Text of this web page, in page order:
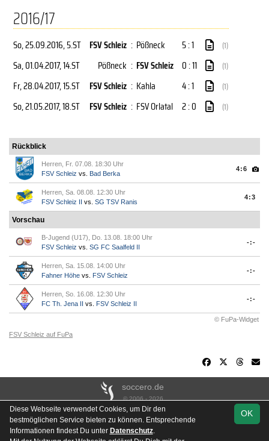
2016/17
So, 25.09.2016, 5.ST FSV Schleiz : Pößneck 5 : 1 (1)
Sa, 01.04.2017, 14.ST Pößneck : FSV Schleiz 0 : 11 (1)
Fr, 28.04.2017, 15.ST FSV Schleiz : Kahla 4 : 1 (1)
So, 21.05.2017, 18.ST FSV Schleiz : FSV Orlatal 2 : 0 (1)
Rückblick
Herren, Fr. 07.08. 18:30 Uhr
FSV Schleiz vs. Bad Berka
4:6
Herren, Sa. 08.08. 12:30 Uhr
FSV Schleiz II vs. SG TSV Ranis
4:3
Vorschau
B-Jugend (U17), Do. 13.08. 18:00 Uhr
FSV Schleiz vs. SG FC Saalfeld II
-:-
Herren, Sa. 15.08. 14:00 Uhr
Fahner Höhe vs. FSV Schleiz
-:-
Herren, So. 16.08. 12:30 Uhr
FC Th. Jena II vs. FSV Schleiz II
-:-
© FuPa-Widget
FSV Schleiz auf FuPa
soccero.de
© 2006 - 2026
Besucherstatistik Kontakt Impressum Links
Datenschutz
Stadion- & Hausordnung
Gästebuch
OK
Diese Webseite verwendet Cookies, um Dir den
bestmöglichen Service bieten zu können. Entsprechende
Informationen findest Du unter Datenschutz.